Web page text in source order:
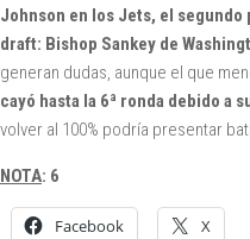
Johnson en los Jets, el
draft: Bishop Sankey de
generan dudas, aunque el que
cayó hasta la 6ª ronda debido a
volver al 100% podría presentar
NOTA: 6
Facebook X